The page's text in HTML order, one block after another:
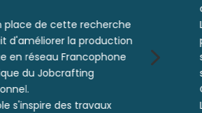
place de cette recherche
d'améliorer la production
en réseau Francophone
du Jobcrafting
s'inspire des travaux
5